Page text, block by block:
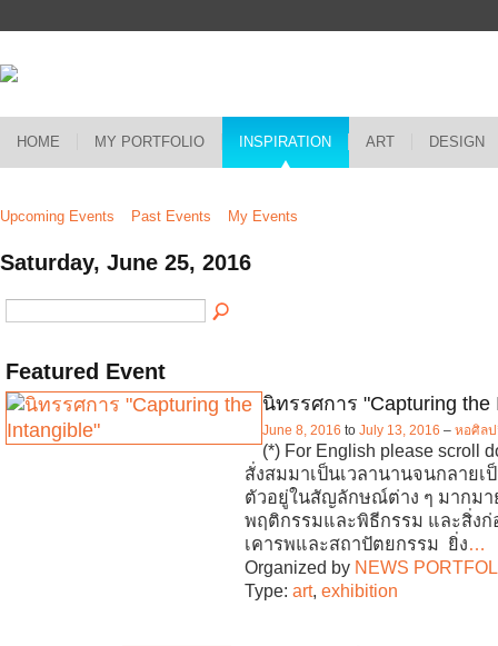
HOME MY PORTFOLIO INSPIRATION ART DESIGN
Upcoming Events Past Events My Events
Saturday, June 25, 2016
Featured Event
นิทรรศการ "Capturing the
June 8, 2016 to July 13, 2016 – หอศิล
(*) For English please scroll
สั่งสมมาเป็นเวลานานจนกลายเ
ตัวอยู่ในสัญลักษณ์ต่าง ๆ มากมา
พฤติกรรมและพิธีกรรม และสิ่งก่
เคารพและสถาปัตยกรรม ยิ่ง
Organized by NEWS
Type: art, exhibition